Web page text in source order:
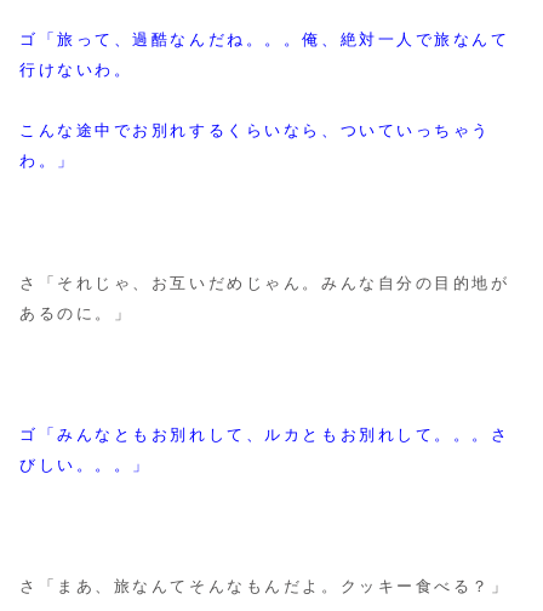
ゴ「旅って、過酷なんだね。。。俺、絶対一人で旅なんて
行けないわ。
こんな途中でお別れするくらいなら、 ついていっちゃう
わ。」
さ「それじゃ、お互いだめじゃん。みんな自分の目的地が
あるのに。」
ゴ「みんなともお別れして、ルカともお別れして。。。さ
びしい。。。」
さ「まあ、旅なんてそんなもんだよ。クッキー食べる？」